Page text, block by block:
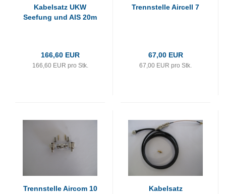
Kabelsatz UKW
Seefung und AIS 20m
166,60 EUR
166,60 EUR pro Stk.
Trennstelle Aircell 7
67,00 EUR
67,00 EUR pro Stk.
Trennstelle Aircom 10
Kabelsatz